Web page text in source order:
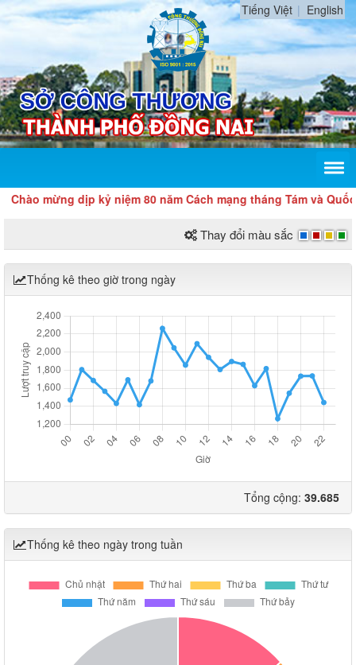
Tiếng Việt English
mừng dịp kỷ niệm 80 năm Cách mạng tháng Tám và Quốc
Thay đổi màu sắc
Thống kê theo giờ trong ngày
Tổng cộng: 39.685
Thống kê theo ngày trong tuần